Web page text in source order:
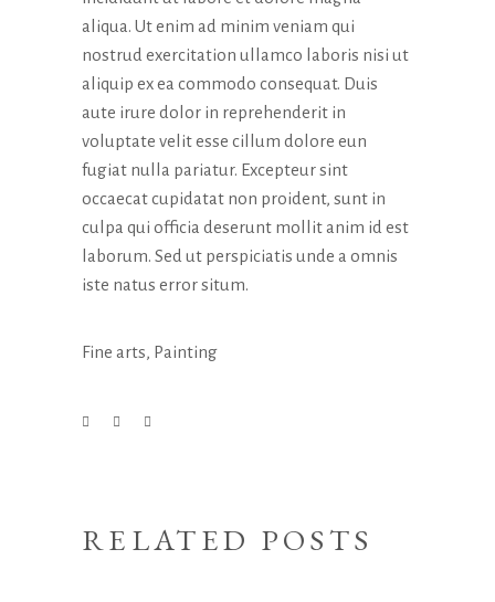
aliqua. Ut enim ad minim veniam qui
nostrud exercitation ullamco laboris nisi ut
aliquip ex ea commodo consequat. Duis
aute irure dolor in reprehenderit in
voluptate velit esse cillum dolore eun
fugiat nulla pariatur. Excepteur sint
occaecat cupidatat non proident, sunt in
culpa qui officia deserunt mollit anim id est
laborum. Sed ut perspiciatis unde a omnis
iste natus error situm.
Fine arts, Painting
RELATED POSTS